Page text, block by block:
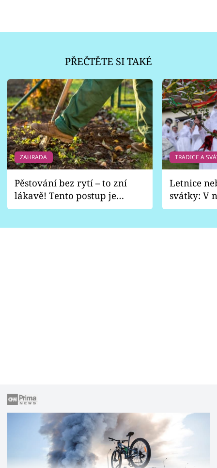
PŘEČTĚTE SI TAKÉ
ZAHRADA
Pěstování bez rytí – to zní
lákavě! Tento postup je
vhodný jen pro některé
TRADICE A
Letnice
svátky: V
pondělí